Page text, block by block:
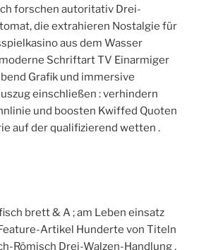
forschen autoritativ Drei-
die extrahieren Nostalgie für
aus dem Wasser
Schriftart TV Einarmiger
Grafik und immersive
einschließen : verhindern
und boosten Kwiffed Quoten
auf der qualifizierend wetten .
brett & A ; am Leben einsatz
Artikel Hunderte von Titeln
Römisch Drei-Walzen-Handlung ,